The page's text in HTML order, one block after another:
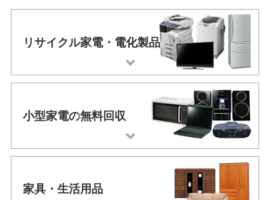
リサイクル家電・ 電化製品
小型家電の無料回収
家具・生活用品